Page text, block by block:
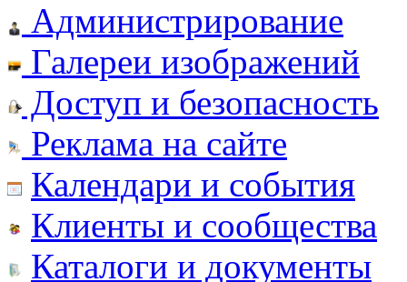
Администрирование
Галереи изображений
Доступ и безопасность
Реклама на сайте
Календари и события
Клиенты и сообщества
Каталоги и документы